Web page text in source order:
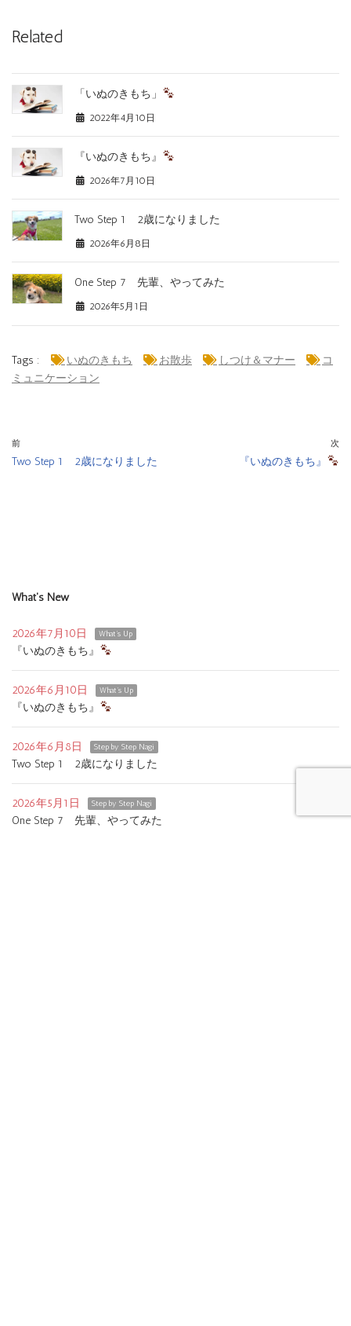
Related
「いぬのきもち」
2022年4月10日
『いぬのきもち』
2026年7月10日
Two Step 1 2歳になりました
2026年6月8日
One Step 7 先輩、やってみた
2026年5月1日
Tags : いぬのきもち お散歩 しつけ＆マナー
コ
ミュニケーション
前
Two Step 1 2歳になりました
次
『いぬのきもち』
What's New
2026年7月10日 What's Up
『いぬのきもち』
2026年6月10日 What's Up
『いぬのきもち』
2026年6月8日 Step by Step Nagi
Two Step 1 2歳になりました
2026年5月1日 Step by Step Nagi
One Step 7 先輩、やってみた